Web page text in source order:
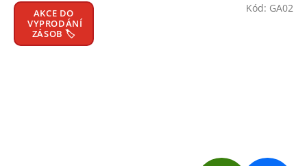
AKCE DO
VYPRODÁNÍ
ZÁSOB 🏷️
Kód: GA02